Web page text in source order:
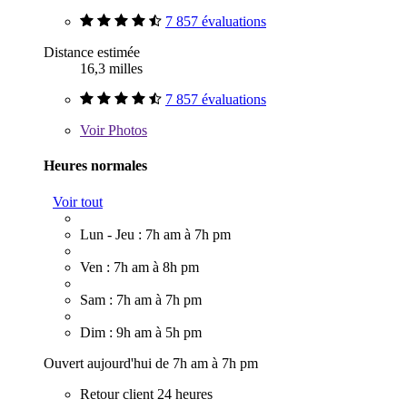
7 857 évaluations
Distance estimée
16,3 milles
7 857 évaluations
VoirPhotos
Heures normales
Voir tout
Lun - Jeu : 7h am à 7h pm
Ven : 7h am à 8h pm
Sam : 7h am à 7h pm
Dim : 9h am à 5h pm
Ouvert aujourd'hui de 7h am à 7h pm
Retour client 24 heures